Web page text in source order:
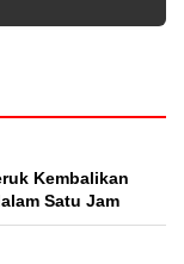
Kembalikan
Satu Jam